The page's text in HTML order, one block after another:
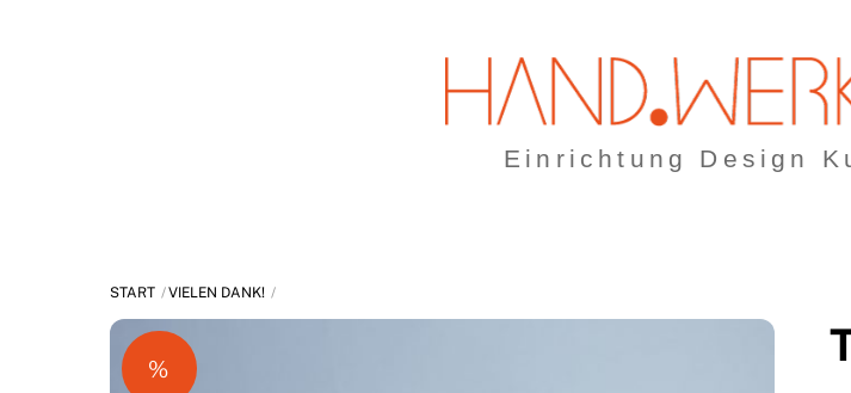
Einrichtung Design
START VIELEN DANK!
%